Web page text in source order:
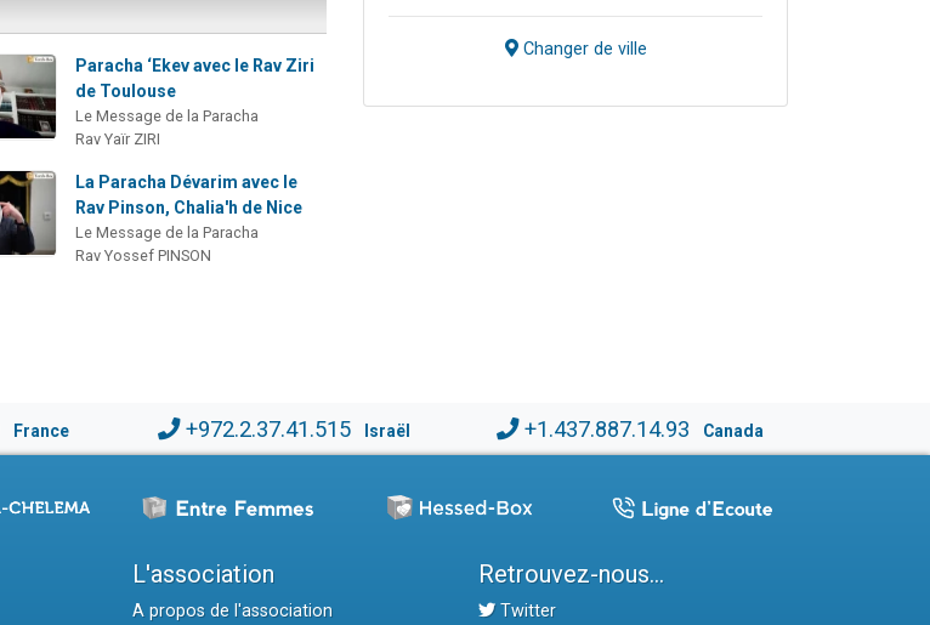
Paracha ‘Ekev avec le Rav Ziri
de Toulouse
Le Message de la Paracha
Rav Yaïr ZIRI
La Paracha Dévarim avec le
Rav Pinson, Chalia'h de Nice
Le Message de la Paracha
Rav Yossef PINSON
Changer de ville
France +972.2.37.41.515 Israël +1.437.887.14.93 Canada
L'association
A propos de l'association
Retrouvez-nous...
Twitter